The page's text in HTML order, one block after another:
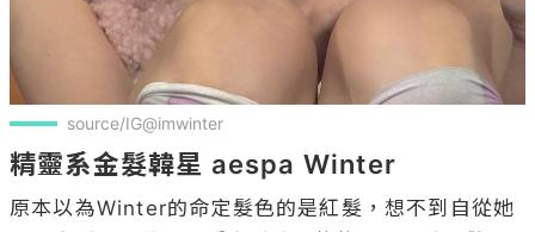
source/IG@imwinter
精靈系金髮韓星 aespa Winter
原本以為Winter的命定髮色的是紅髮，想不到自從她